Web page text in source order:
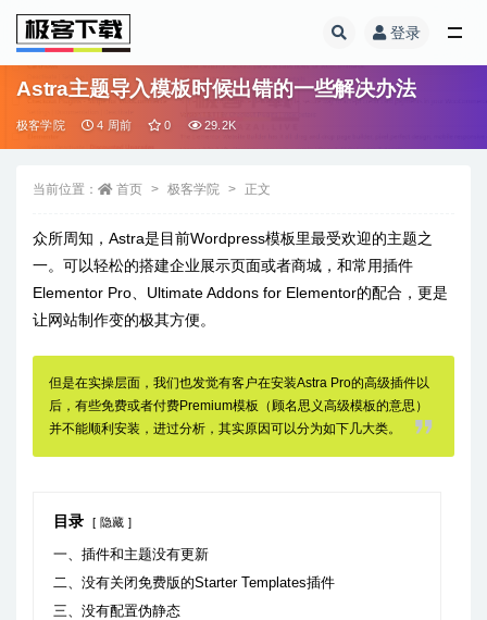
登录
Astra主题导入模板时候出错的一些解决办法
极客学院 4 周前 0 29.2K
当前位置： 首页 极客学院 正文
众所周知，Astra是目前Wordpress模板里最受欢迎的主题之
一。可以轻松的搭建企业展示页面或者商城，和常用插件
Elementor Pro、Ultimate Addons for Elementor的配合，更是
让网站制作变的极其方便。
但是在实操层面，我们也发觉有客户在安装Astra Pro的高级插件以
后，有些免费或者付费Premium模板（顾名思义高级模板的意思）
并不能顺利安装，进过分析，其实原因可以分为如下几大类。
目录 隐藏
一、插件和主题没有更新
二、没有关闭免费版的Starter Templates插件
三、没有配置伪静态
全部